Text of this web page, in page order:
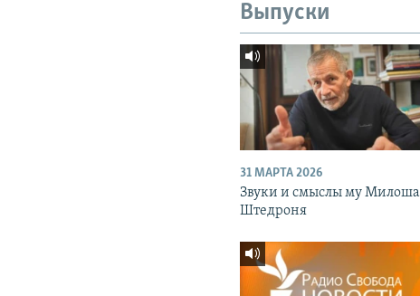
Выпуски
31 МАРТА 2026
Звуки и смыслы му Милоша
Штедроня